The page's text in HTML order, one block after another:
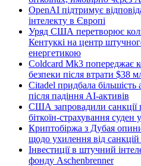
OpenAI підтримує
інтелекту в Європі
Уряд США перетворює
Кентуккі на центр
енергетикою
Coldcard Mk3 попереджає
безпеки після втрати $38
Citadel придбала більшість
після падіння AI-активів
США запровадили санкції
біткоїн-страхування суден
Криптобіржа з Дубая
щодо ухилення від
Інвестиції в штучний
фонду Aschenbrenner